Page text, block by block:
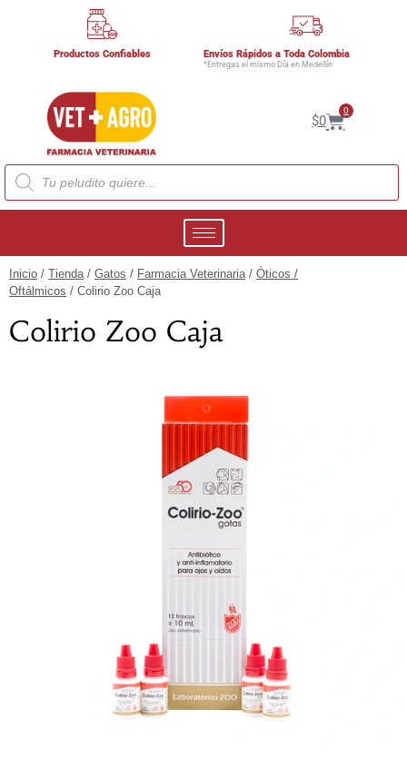
Productos Confiables Envíos Rápidos a Toda Colombia
*Entregas el mismo Día en Medellín
$0
0
Inicio / Tienda/ Gatos / Farmacia Veterinaria/ Óticos /
Oftálmicos / Colirio Zoo Caja
Colirio Zoo Caja